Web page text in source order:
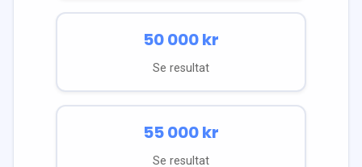
50 000kr
Se resultat
55 000kr
Se resultat